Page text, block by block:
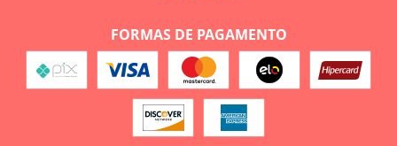
FORMAS DE PAGAMENTO